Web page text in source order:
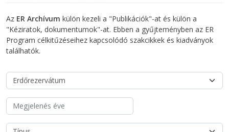
Az ER Archívum külön kezeli a "Publikációk"-at és külön a
"Kéziratok, dokumentumok"-at. Ebben a gyűjteményben az ER
Program célkitűzéseihez kapcsolódó szakcikkek és kiadványok
találhatók.